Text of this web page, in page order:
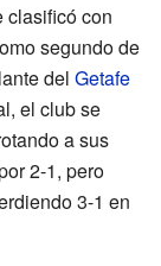
clasificó con
segundo de
del Getafe
el club se
a sus
2-1, pero
3-1 en